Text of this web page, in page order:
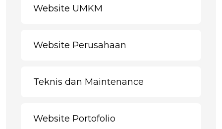
Website UMKM
Website Perusahaan
Teknis dan Maintenance
Website Portofolio